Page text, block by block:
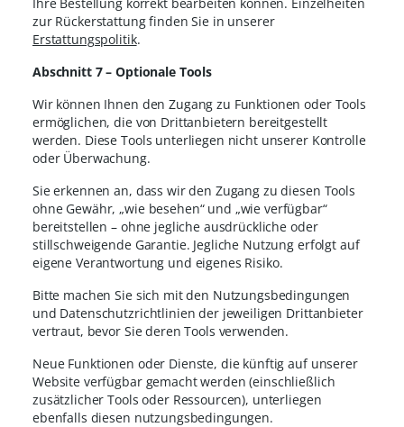
zur Rückerstattung finden Sie in unserer
Erstattungspolitik.
Abschnitt 7 – Optionale Tools
Wir können Ihnen den Zugang zu Funktionen oder Tools
ermöglichen, die von Drittanbietern bereitgestellt
werden. Diese Tools unterliegen nicht unserer Kontrolle
oder Überwachung.
Sie erkennen an, dass wir den Zugang zu diesen Tools
ohne Gewähr, „wie besehen“ und „wie verfügbar“
bereitstellen – ohne jegliche ausdrückliche oder
stillschweigende Garantie. Jegliche Nutzung erfolgt auf
eigene Verantwortung und eigenes Risiko.
Bitte machen Sie sich mit den Nutzungsbedingungen
und Datenschutzrichtlinien der jeweiligen Drittanbieter
vertraut, bevor Sie deren Tools verwenden.
Neue Funktionen oder Dienste, die künftig auf unserer
Website verfügbar gemacht werden (einschließlich
zusätzlicher Tools oder Ressourcen), unterliegen
ebenfalls diesen nutzungsbedingungen.